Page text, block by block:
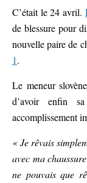
C’était le 24 avril.
de blessure pour
nouvelle paire de
1.
Le meneur
d’avoir enfin
accomplissement
« Je rêvais
avec ma
ne pouvais que